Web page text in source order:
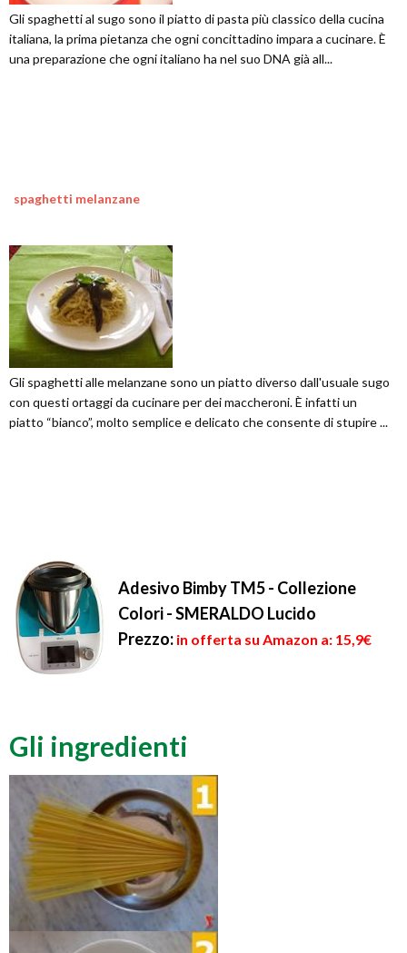
Gli spaghetti al sugo sono il piatto di pasta più classico della cucina
italiana, la prima pietanza che ogni concittadino impara a cucinare. È
una preparazione che ogni italiano ha nel suo DNA già all...
spaghetti melanzane
Gli spaghetti alle melanzane sono un piatto diverso dall'usuale sugo
con questi ortaggi da cucinare per dei maccheroni. È infatti un
piatto “bianco”, molto semplice e delicato che consente di stupire ...
Adesivo Bimby TM5 - Collezione
Colori - SMERALDO Lucido
Prezzo: in offerta su Amazon a: 15,9€
Gli ingredienti